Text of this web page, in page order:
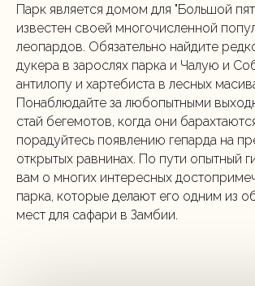
Парк является домом для "Большой
известен своей многочисленной
леопардов. Обязательно найдите
дукера в зарослях парка и Чалую и
антилопу и хартебиста в лесных
Понаблюдайте за любопытными
стай бегемотов, когда они
порадуйтесь появлению гепарда на
открытых равнинах. По пути опытный
вам о многих интересных
парка, которые делают его одним из
мест для сафари в Замбии.